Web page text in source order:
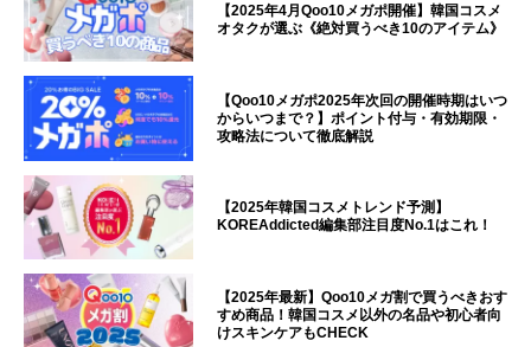
【2025年4月Qoo10メガポ開催】韓国コスメ
オタクが選ぶ《絶対買うべき10のアイテム》
【Qoo10メガポ2025年次回の開催時期はいつ
からいつまで？】ポイント付与・有効期限・
攻略法について徹底解説
【2025年韓国コスメトレンド予測】
KOREAddicted編集部注目度No.1はこれ！
【2025年最新】Qoo10メガ割で買うべきおす
すめ商品！韓国コスメ以外の名品や初心者向
けスキンケアもCHECK